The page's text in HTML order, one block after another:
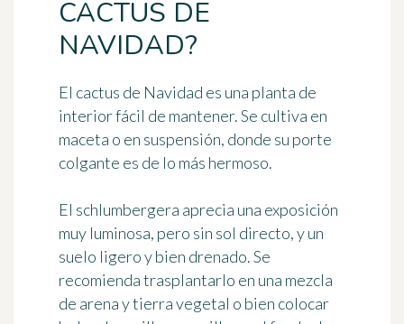
CACTUS DE
NAVIDAD?
El cactus de Navidad es una planta de
interior fácil de mantener. Se cultiva en
maceta o en suspensión, donde su porte
colgante es de lo más hermoso.
El schlumbergera aprecia una exposición
muy luminosa, pero sin sol directo, y un
suelo ligero y bien drenado. Se
recomienda trasplantarlo en una mezcla
de arena y tierra vegetal o bien colocar